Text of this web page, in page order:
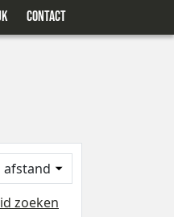
CONTACT
afstand
zoeken